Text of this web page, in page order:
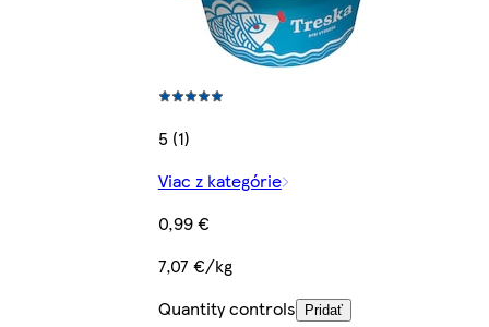
5 (1)
Viac z kategórie
0,99 €
7,07 €/kg
Quantity controls
Pridať